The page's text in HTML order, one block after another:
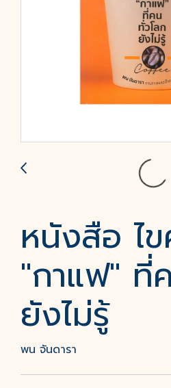
หนังสือ ไ
"กาแฟ" ที่
ยังไม่รู้
พน จันดารา